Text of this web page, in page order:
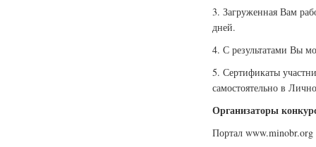
3. Загруженная Вам
дней.
4. С результатами Вы
5. Сертификаты
самостоятельно в
Организаторы
Портал www.minobr.org